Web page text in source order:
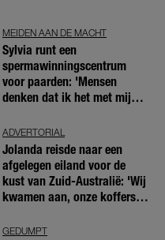
MEIDEN AAN DE MACHT
Sylvia runt een
spermawinningscentrum
voor paarden: 'Mensen
denken dat ik het met mijn
ADVERTORIAL
Jolanda reisde naar een
afgelegen eiland voor de
kust van Zuid-Australië: 'Wij
kwamen aan, onze koffers
GEDUMPT